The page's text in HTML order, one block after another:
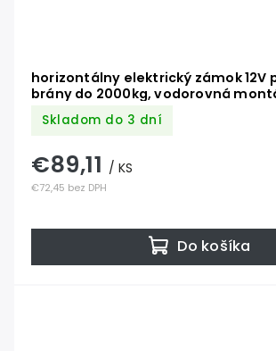
horizontálny elektrický zámok 12V
brány do 2000kg, vodorovná
Skladom do 3 dní
€72,45 bez DPH
€89,11 / KS
Do košíka